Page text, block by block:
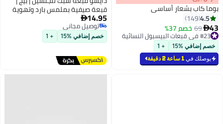
9
بوما كاب بشعار أساسي
4.5
149
43
69 خصم 37%
#23 في قبعات البيسبول النسائية
#23 في قبعات البيسبول النسائية
خصم إضافي %15 + 1
يوصلك في 1 ساعة 2 دقيقة
قبعة صيفية بملمس بارد وتهوية
للحماية من الشمس
14.95
توصيل مجاني
توصيل مجاني
خصم إضافي %15 + 1